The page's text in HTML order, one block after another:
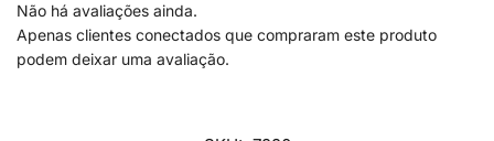
Não há avaliações ainda.
Apenas clientes conectados que compraram este produto
podem deixar uma avaliação.